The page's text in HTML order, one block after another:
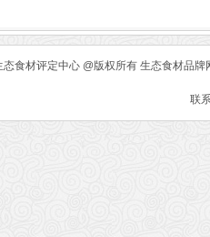
态食材评定中心 @版权所有 生态食材品
联